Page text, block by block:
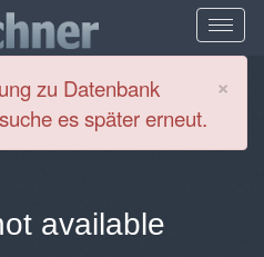
×
zu Datenbank
es später erneut.
available